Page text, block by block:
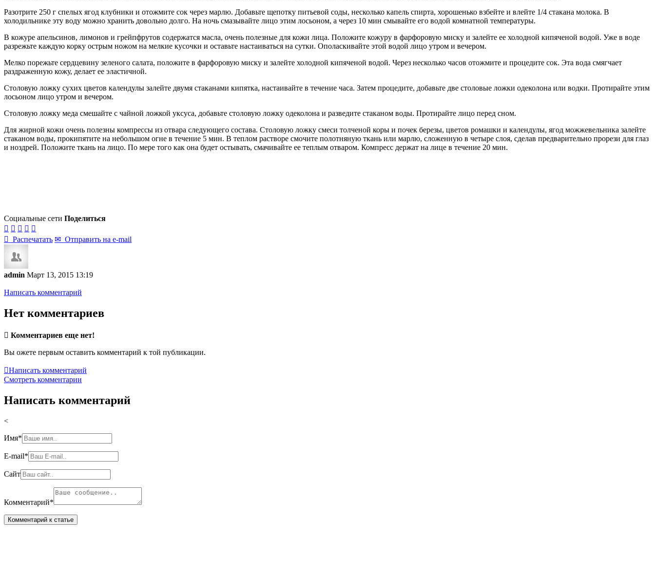
Разотрите 250 г спелых ягод клубники и отожмите сок через марлю. Добавьте щепотку питьевой соды, несколько капель спирта, хорошенько взбейте и влейте 1/4 стакана молока. В
холодильнике эту воду можно хранить довольно долго. На ночь смазывайте лицо этим лосьоном, а через 10 мин смывайте его водой комнатной температуры.
В кожуре апельсинов, лимонов и грейпфрутов содержатся масла, очень полезные для кожи лица. Положите кожуру в фарфоровую миску и залейте ее холодной кипяченой водой. Уже в воде
разрежьте каждую корку острым ножом на мелкие кусочки и оставьте настаиваться на сутки. Ополаскивайте этой водой лицо утром и вечером.
Мелко порежьте сердцевину зеленого салата, положите в фарфоровую миску и залейте холодной кипяченой водой. Через несколько часов отожмите и процедите сок. Эта вода смягчает
раздраженную кожу, делает ее эластичной.
Столовую ложку сухих цветов календулы залейте двумя стаканами кипятка, настаивайте в течение часа. Затем процедите, добавьте две столовые ложки одеколона или водки. Протирайте этим
лосьоном лицо утром и вечером.
Столовую ложку меда смешайте с чайной ложкой уксуса, добавьте столовую ложку одеколона и разведите стаканом воды. Протирайте лицо перед сном.
Для жирной кожи очень полезны компрессы из отвара следующего состава. Столовую ложку смеси толченой коры и почек березы, цветов ромашки и календулы, ягод можжевельника залейте
стаканом воды, прокипятите на небольшом огне в течение 5 мин. В теплом растворе смочите полотняную ткань или марлю, сложенную в четыре слоя, сделав предварительно прорези для глаз
и ноздрей. Положите ткань на лицо. По мере того как она будет остывать, смачивайте ее теплым отваром. Компресс держат на лице в течение 20 мин.
Социальные сети Поделиться
    
 Распечатать ✉ Отправить на e-mail
admin Март 13, 2015 13:19
Написать комментарий
Нет комментариев
 Комментариев еще нет!
Вы ожете первым оставить комментарий к той публикации.
Написать комментарий
Смотреть комментарии
Написать комментарий
<
Имя*
E-mail*
Сайт
Комментарий*